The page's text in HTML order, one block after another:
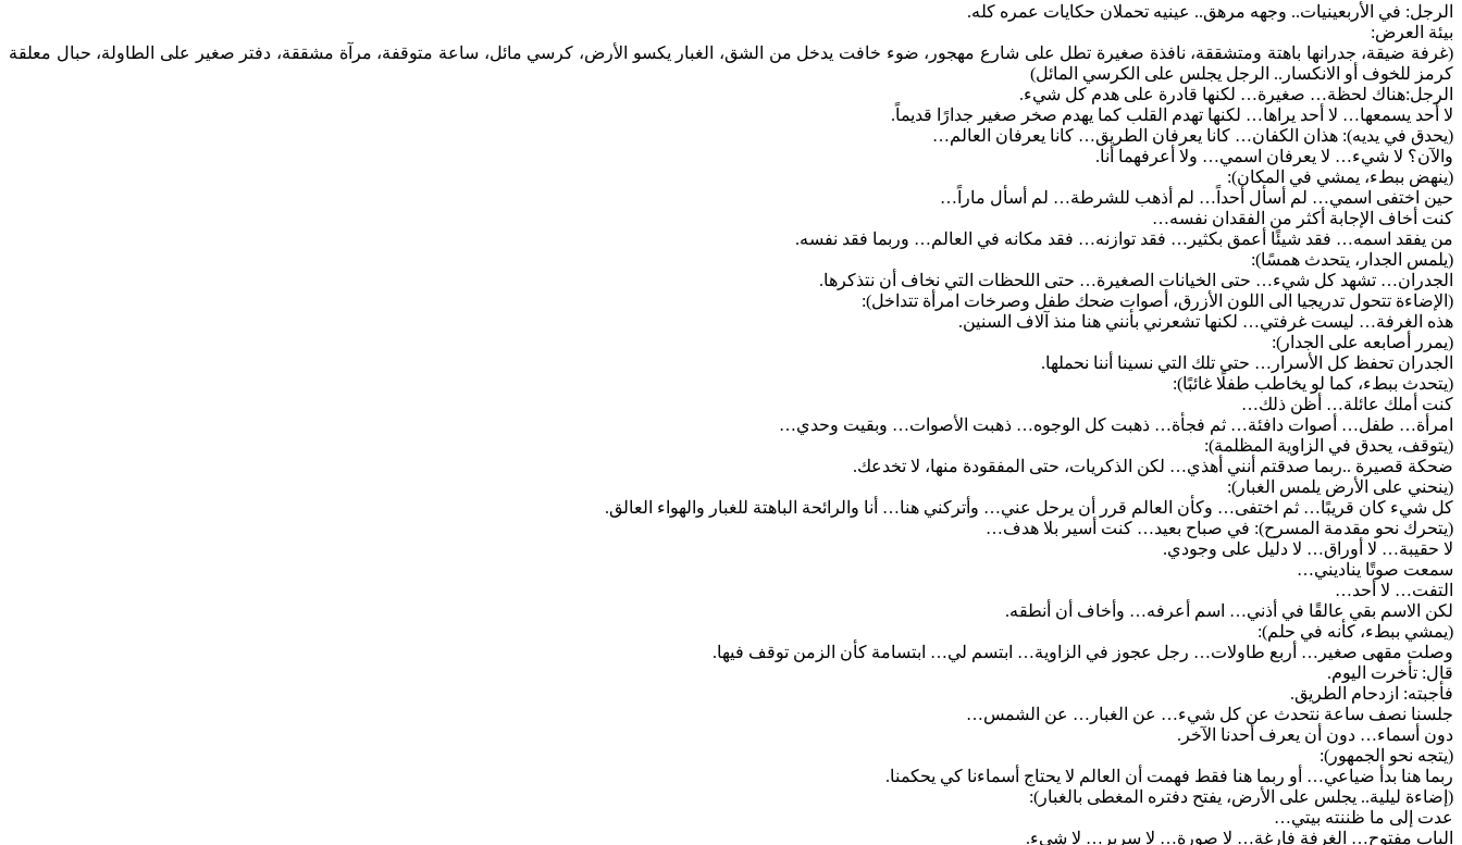
الرجل: في الأربعينيات.. وجهه مرهق.. عينيه تحملان حكايات عمره كله.
بيئة العرض:
(غرفة ضيقة، جدرانها باهتة ومتشققة، نافذة صغيرة تطل على شارع مهجور، ضوء خافت يدخل من الشق، الغبار يكسو الأرض، كرسي مائل، ساعة متوقفة، مرآة مشققة، دفتر صغير على الطاولة، حبال معلقة
كرمز للخوف أو الانكسار.. الرجل يجلس على الكرسي المائل)
الرجل:هناك لحظة… صغيرة… لكنها قادرة على هدم كل شيء.
لا أحد يسمعها… لا أحد يراها… لكنها تهدم القلب كما يهدم صخر صغير جدارًا قديماً.
(يحدق في يديه): هذان الكفان… كانا يعرفان الطريق… كانا يعرفان العالم…
والآن؟ لا شيء… لا يعرفان اسمي… ولا أعرفهما أنا.
(ينهض ببطء، يمشي في المكان):
حين اختفى اسمي… لم أسأل أحداً… لم أذهب للشرطة… لم أسأل ماراً…
كنت أخاف الإجابة أكثر من الفقدان نفسه…
من يفقد اسمه… فقد شيئًا أعمق بكثير… فقد توازنه… فقد مكانه في العالم… وربما فقد نفسه.
(يلمس الجدار، يتحدث همسًا):
الجدران… تشهد كل شيء… حتى الخيانات الصغيرة… حتى اللحظات التي نخاف أن نتذكرها.
(الإضاءة تتحول تدريجيا الى اللون الأزرق، أصوات ضحك طفل وصرخات امرأة تتداخل):
هذه الغرفة… ليست غرفتي… لكنها تشعرني بأنني هنا منذ آلاف السنين.
(يمرر أصابعه على الجدار):
الجدران تحفظ كل الأسرار… حتى تلك التي نسينا أننا نحملها.
(يتحدث ببطء، كما لو يخاطب طفلًا غائبًا):
كنت أملك عائلة… أظن ذلك…
امرأة… طفل… أصوات دافئة… ثم فجأة… ذهبت كل الوجوه… ذهبت الأصوات… وبقيت وحدي…
(يتوقف، يحدق في الزاوية المظلمة):
ضحكة قصيرة ..ربما صدقتم أنني أهذي… لكن الذكريات، حتى المفقودة منها، لا تخدعك.
(ينحني على الأرض يلمس الغبار):
كل شيء كان قريبًا… ثم اختفى… وكأن العالم قرر أن يرحل عني… وأتركني هنا… أنا والرائحة الباهتة للغبار والهواء العالق.
(يتحرك نحو مقدمة المسرح): في صباح بعيد… كنت أسير بلا هدف…
لا حقيبة… لا أوراق… لا دليل على وجودي.
سمعت صوتًا يناديني…
التفت… لا أحد…
لكن الاسم بقي عالقًا في أذني… اسم أعرفه… وأخاف أن أنطقه.
(يمشي ببطء، كأنه في حلم):
وصلت مقهى صغير… أربع طاولات… رجل عجوز في الزاوية… ابتسم لي… ابتسامة كأن الزمن توقف فيها.
قال: تأخرت اليوم.
فأجبته: ازدحام الطريق.
جلسنا نصف ساعة نتحدث عن كل شيء… عن الغبار… عن الشمس…
دون أسماء… دون أن يعرف أحدنا الآخر.
(يتجه نحو الجمهور):
ربما هنا بدأ ضياعي… أو ربما هنا فقط فهمت أن العالم لا يحتاج أسماءنا كي يحكمنا.
(إضاءة ليلية.. يجلس على الأرض، يفتح دفتره المغطى بالغبار):
عدت إلى ما ظننته بيتي…
الباب مفتوح… الغرفة فارغة… لا صورة… لا سرير… لا شيء.